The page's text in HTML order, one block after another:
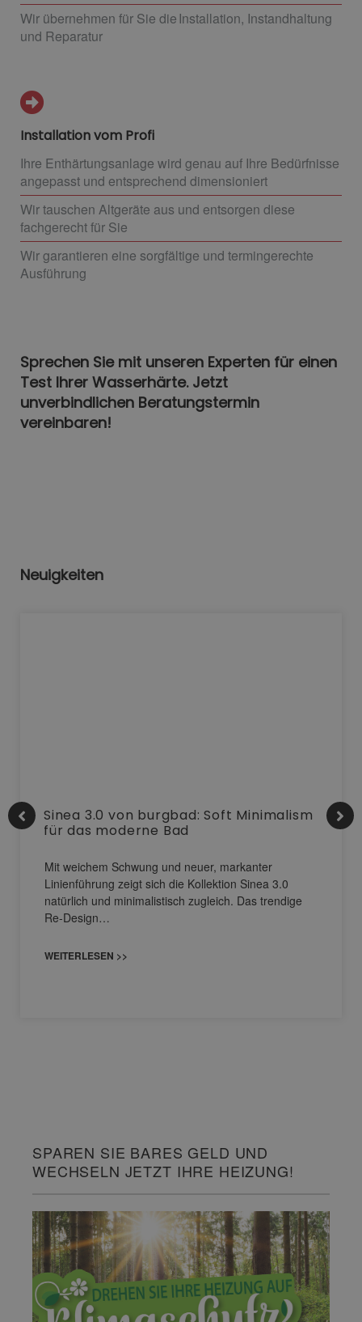
Wir übernehmen für Sie die Installation, Instandhaltung
und Reparatur
Installation vom Profi
Ihre Enthärtungsanlage wird genau auf Ihre Bedürfnisse
angepasst und entsprechend dimensioniert
Wir tauschen Altgeräte aus und entsorgen diese
fachgerecht für Sie
Wir garantieren eine sorgfältige und termingerechte
Ausführung
Sprechen Sie mit unseren Experten für einen
Test Ihrer Wasserhärte. Jetzt
unverbindlichen Beratungstermin
vereinbaren!
Neuigkeiten
Sinea 3.0 von burgbad: Soft Minimalism
für das moderne Bad
Mit weichem Schwung und neuer, markanter
Linienführung zeigt sich die Kollektion Sinea 3.0
natürlich und minimalistisch zugleich. Das trendige
Re-Design…
WEITERLESEN >>
SPAREN SIE BARES GELD UND
WECHSELN JETZT IHRE HEIZUNG!